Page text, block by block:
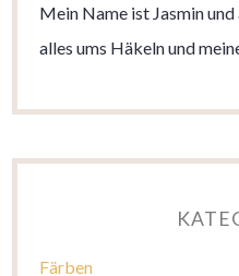
Mein Name ist Jasmin
alles ums Häkeln und
Färben